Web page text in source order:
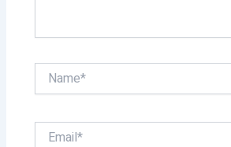
Name*
Email*